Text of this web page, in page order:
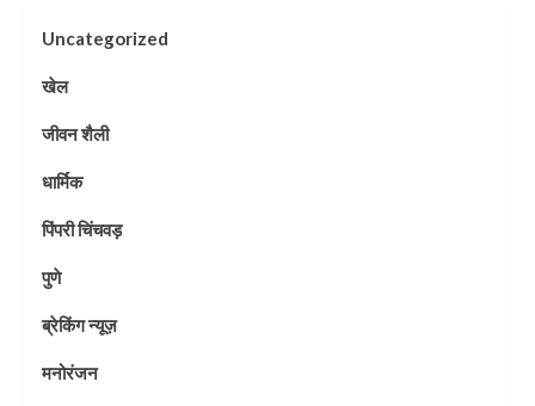
Uncategorized
खेल
जीवन शैली
धार्मिक
पिंपरी चिंचवड़
पुणे
ब्रेकिंग न्यूज़
मनोरंजन